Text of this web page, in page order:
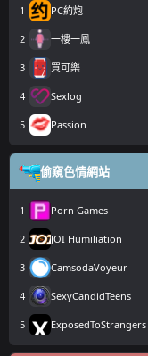
1 PC約炮
2 一樓一鳳
3 買可樂
4 Sexlog
5 Passion
偷窺色情網站
1 Porn Games
2 JOI Humiliation
3 CamsodaVoyeur
4 SexyCandidTeens
5 ExposedToStrangers